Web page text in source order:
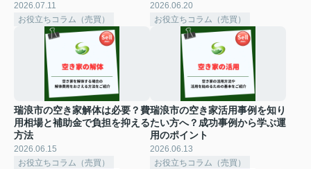
2026.07.11
お役立ちコラム（売買）
2026.06.20
お役立ちコラム（売買）
瑞浪市の空き家解体は必要？費
用相場と補助金で負担を抑える
方法
2026.06.15
お役立ちコラム（売買）
瑞浪市の空き家活用事例を知り
たい方へ？成功事例から学ぶ運
用のポイント
2026.06.13
お役立ちコラム（売買）